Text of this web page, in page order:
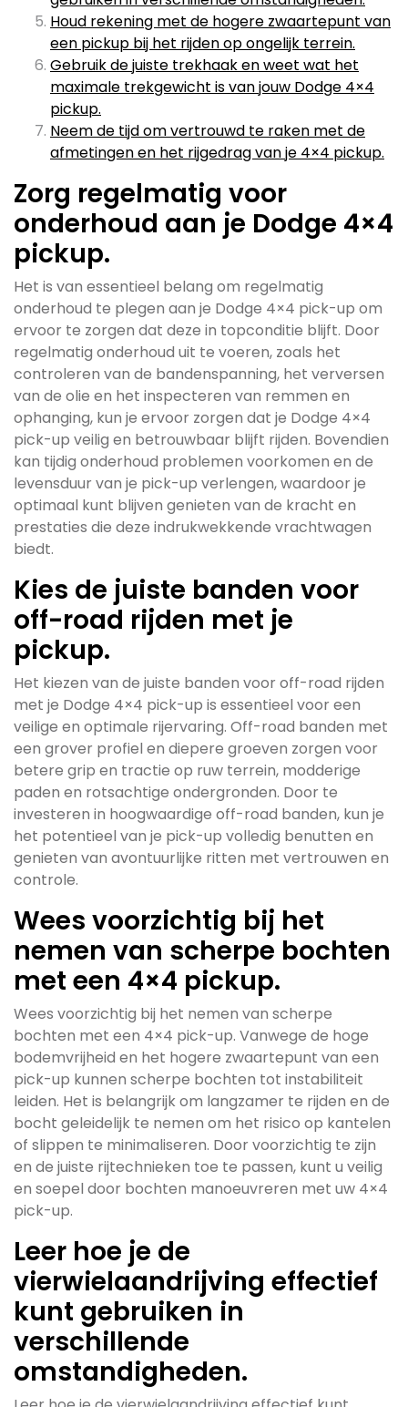
Houd rekening met de hogere zwaartepunt van
een pickup bij het rijden op ongelijk terrein.
Gebruik de juiste trekhaak en weet wat het
maximale trekgewicht is van jouw Dodge 4×4
pickup.
Neem de tijd om vertrouwd te raken met de
afmetingen en het rijgedrag van je 4×4 pickup.
Zorg regelmatig voor
onderhoud aan je Dodge 4×4
pickup.
Het is van essentieel belang om regelmatig
onderhoud te plegen aan je Dodge 4×4 pick-up om
ervoor te zorgen dat deze in topconditie blijft. Door
regelmatig onderhoud uit te voeren, zoals het
controleren van de bandenspanning, het verversen
van de olie en het inspecteren van remmen en
ophanging, kun je ervoor zorgen dat je Dodge 4×4
pick-up veilig en betrouwbaar blijft rijden. Bovendien
kan tijdig onderhoud problemen voorkomen en de
levensduur van je pick-up verlengen, waardoor je
optimaal kunt blijven genieten van de kracht en
prestaties die deze indrukwekkende vrachtwagen
biedt.
Kies de juiste banden voor
off-road rijden met je
pickup.
Het kiezen van de juiste banden voor off-road rijden
met je Dodge 4×4 pick-up is essentieel voor een
veilige en optimale rijervaring. Off-road banden met
een grover profiel en diepere groeven zorgen voor
betere grip en tractie op ruw terrein, modderige
paden en rotsachtige ondergronden. Door te
investeren in hoogwaardige off-road banden, kun je
het potentieel van je pick-up volledig benutten en
genieten van avontuurlijke ritten met vertrouwen en
controle.
Wees voorzichtig bij het
nemen van scherpe bochten
met een 4×4 pickup.
Wees voorzichtig bij het nemen van scherpe
bochten met een 4×4 pick-up. Vanwege de hoge
bodemvrijheid en het hogere zwaartepunt van een
pick-up kunnen scherpe bochten tot instabiliteit
leiden. Het is belangrijk om langzamer te rijden en de
bocht geleidelijk te nemen om het risico op kantelen
of slippen te minimaliseren. Door voorzichtig te zijn
en de juiste rijtechnieken toe te passen, kunt u veilig
en soepel door bochten manoeuvreren met uw 4×4
pick-up.
Leer hoe je de
vierwielaandrijving effectief
kunt gebruiken in
verschillende
omstandigheden.